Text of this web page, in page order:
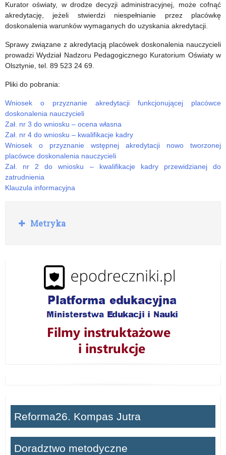
Kurator oświaty, w drodze decyzji administracyjnej, może cofnąć
akredytację, jeżeli stwierdzi niespełnianie przez placówkę
doskonalenia warunków wymaganych do uzyskania akredytacji.
Sprawy związane z akredytacją placówek doskonalenia nauczycieli
prowadzi Wydział Nadzoru Pedagogicznego Kuratorium Oświaty w
Olsztynie, tel. 89 523 24 69.
Pliki do pobrania:
Wniosek o przyznanie akredytacji funkcjonującej placówce
doskonalenia nauczycieli
Zał. nr 3 do wniosku – ocena własna
Zał. nr 4 do wniosku – kwalifikacje kadry
Wniosek o przyznanie wstępnej akredytacji nowo tworzonej
placówce doskonalenia nauczycieli
Zał. nr 2 do wniosku – kwalifikacje kadry przewidzianej do
zatrudnienia
Klauzula informacyjna
R
o
Metryka
Reforma26. Kompas Jutra
Doradztwo metodyczne